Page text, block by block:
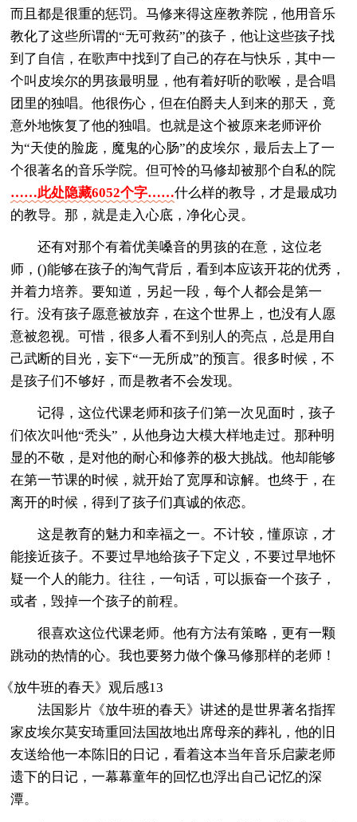
而且都是很重的惩罚。马修来得这座教养院，他用音乐
教化了这些所谓的“无可救药”的孩子，他让这些孩子找
到了自信，在歌声中找到了自己的存在与快乐，其中一
个叫皮埃尔的男孩最明显，他有着好听的歌喉，是合唱
团里的独唱。他很伤心，但在伯爵夫人到来的那天，竟
意外地恢复了他的独唱。也就是这个被原来老师评价
为“天使的脸庞，魔鬼的心肠”的皮埃尔，最后去上了一
个很著名的音乐学院。但可怜的马修却被那个自私的院
……此处隐藏6052个字……什么样的教导，才是最成功
的教导。那，就是走入心底，净化心灵。
还有对那个有着优美嗓音的男孩的在意，这位老
师，()能够在孩子的淘气背后，看到本应该开花的优秀，
并着力培养。要知道，另起一段，每个人都会是第一
行。没有孩子愿意被放弃，在这个世界上，也没有人愿
意被忽视。可惜，很多人看不到别人的亮点，总是用自
己武断的目光，妄下“一无所成”的预言。很多时候，不
是孩子们不够好，而是教者不会发现。
记得，这位代课老师和孩子们第一次见面时，孩子
们依次叫他“秃头”，从他身边大模大样地走过。那种明
显的不敬，是对他的耐心和修养的极大挑战。他却能够
在第一节课的时候，就开始了宽厚和谅解。也终于，在
离开的时候，得到了孩子们真诚的依恋。
这是教育的魅力和幸福之一。不计较，懂原谅，才
能接近孩子。不要过早地给孩子下定义，不要过早地怀
疑一个人的能力。往往，一句话，可以振奋一个孩子，
或者，毁掉一个孩子的前程。
很喜欢这位代课老师。他有方法有策略，更有一颗
跳动的热情的心。我也要努力做个像马修那样的老师！
《放牛班的春天》观后感13
法国影片《放牛班的春天》讲述的是世界著名指挥
家皮埃尔莫安琦重回法国故地出席母亲的葬礼，他的旧
友送给他一本陈旧的日记，看着这本当年音乐启蒙老师
遗下的日记，一幕幕童年的回忆也浮出自己记忆的深
潭。